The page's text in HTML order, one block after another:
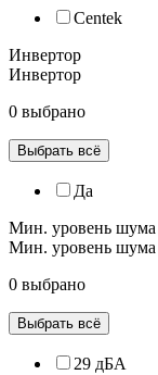
Centek
Инвертор
Инвертор
0 выбрано
Выбрать всё
Да
Мин. уровень шума
Мин. уровень шума
0 выбрано
Выбрать всё
29 дБА